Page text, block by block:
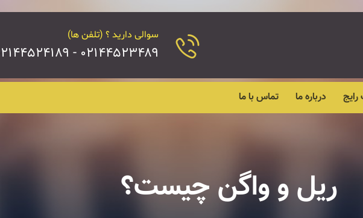
سوالی دارید ؟ (تلفن ها)
۰۲۱۴۴۵۲۳۴۸۹ - ۰۲۱۴۴۵۲۴۱۸۹
درباره ما تماس با ما
ریل و واگن چیست؟